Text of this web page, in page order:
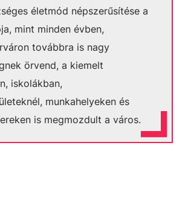
életmód népszerűsítése a
mint minden évben,
továbbra is nagy
örvend, a kiemelt
iskolákban,
munkahelyeken és
is megmozdult a város.